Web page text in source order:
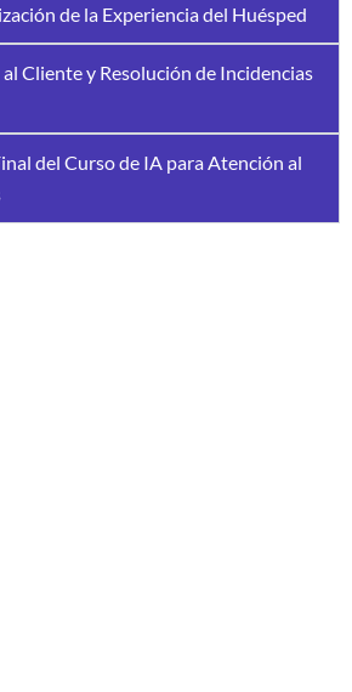
de la Experiencia del Huésped
Cliente y Resolución de Incidencias
del Curso de IA para Atención al